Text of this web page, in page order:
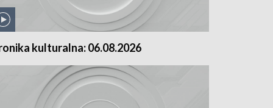
kulturalna: 06.08.2026